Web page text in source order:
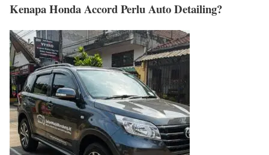
Kenapa Honda Accord Perlu Auto Detailing?